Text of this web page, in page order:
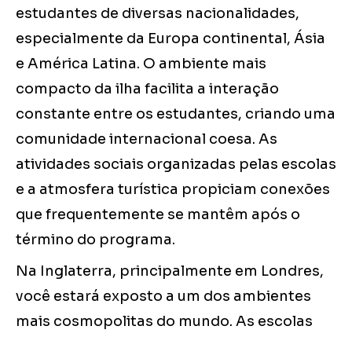
estudantes de diversas nacionalidades,
especialmente da Europa continental, Ásia
e América Latina. O ambiente mais
compacto da ilha facilita a interação
constante entre os estudantes, criando uma
comunidade internacional coesa. As
atividades sociais organizadas pelas escolas
e a atmosfera turística propiciam conexões
que frequentemente se mantêm após o
término do programa.
Na Inglaterra, principalmente em Londres,
você estará exposto a um dos ambientes
mais cosmopolitas do mundo. As escolas